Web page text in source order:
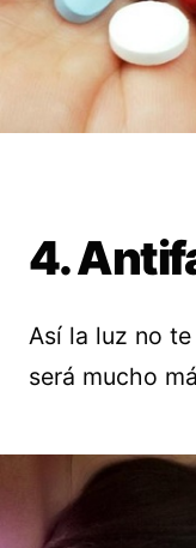
4.
Así la luz no
será mucho